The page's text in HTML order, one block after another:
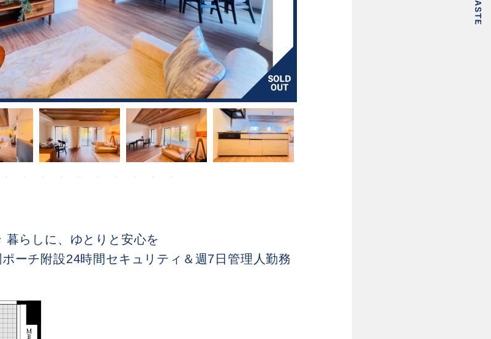
らしに、ゆとりと安心を
ーチ附設24時間セキュリティ＆週7日管理人勤務